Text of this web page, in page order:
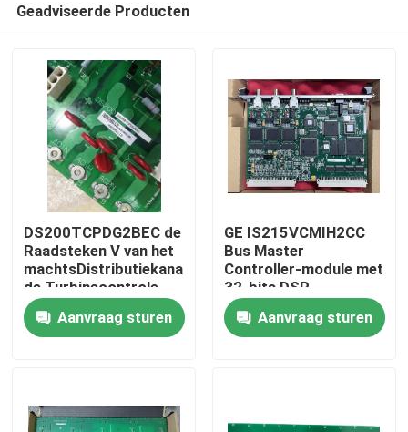
Thuis
Video's
Geadviseerde Producten
DS200TCPDG2BEC de
Raadsteken V van het
machtsDistributiekanaal
de Turbinecontrole
van Duitsland
Aanvraag sturen
GE IS215VCMIH2CC
Bus Master
Controller-module met
32-bits DSP-
processor en IONet
Ethernet-poorten voor
industriële
Aanvraag sturen